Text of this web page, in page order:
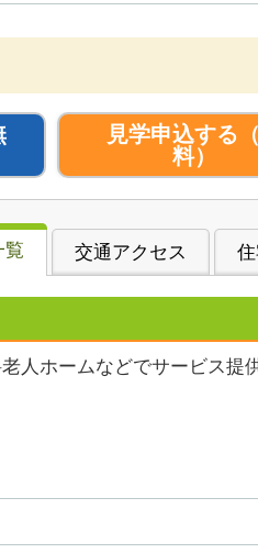
見学申込する
料）
覧 交通アクセス
人ホームなどでサービス提